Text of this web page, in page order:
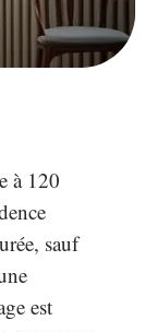
à 120
sauf
est